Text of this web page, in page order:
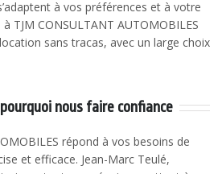
à vos préférences et à votre
TJM CONSULTANT AUTOMOBILES
sans tracas, avec un large choix
nous faire confiance
répond à vos besoins de
et efficace. Jean-Marc Teulé,